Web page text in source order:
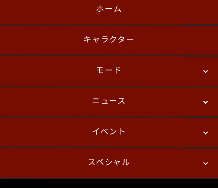
English
ホーム
キャラクター
モード
バトル
ニュース
パッチノート
イベント
プレイヤーズ
スペシャル